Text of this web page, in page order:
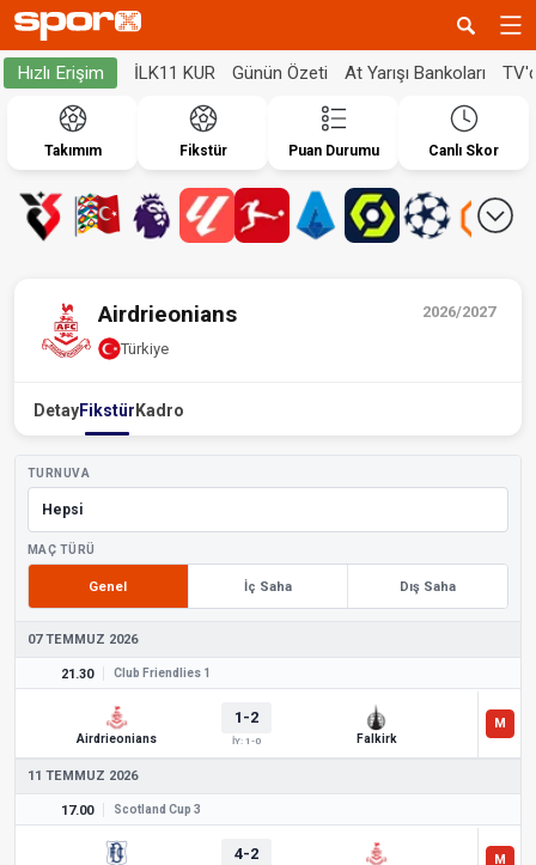
Hızlı Erişim İLK11 KUR Günün Özeti At Yarışı Bankoları
Takımım Fikstür Puan Durumu Canlı Skor
2026/2027
Airdrieonians
Türkiye
DetayFikstür Kadro
TURNUVA
MAÇ TÜRÜ
Genel İç Saha Dış Saha
07 TEMMUZ 2026
21.30 Club Friendlies 1
Airdrieonians
1-2
İY: 1-0 Falkirk
11 TEMMUZ 2026
17.00 Scotland Cup 3
4-2